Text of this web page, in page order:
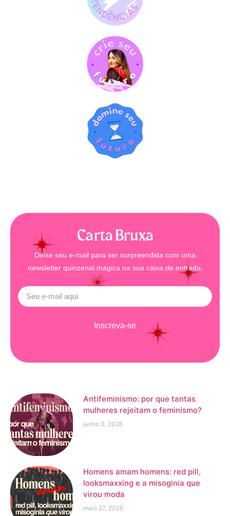
Carta Bruxa
Deixe seu e-mail para ser surpreendida com uma
newsletter quinzenal mágica na sua caixa de entrada.
Inscreva-se
Antifeminismo: por que tantas
mulheres rejeitam o feminismo?
junho 3, 2026
Homens amam homens: red pill,
looksmaxxing e a misoginia que
virou moda
maio 27, 2026